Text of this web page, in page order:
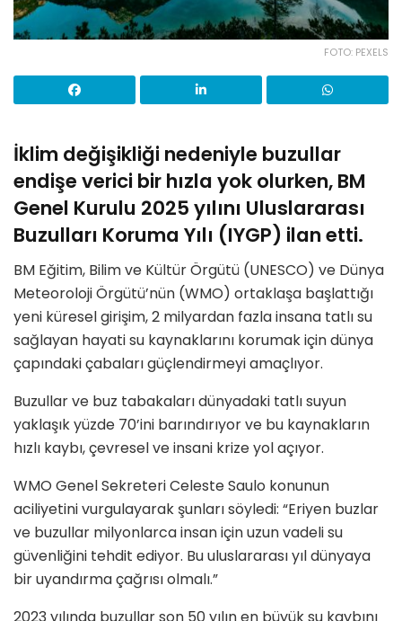
FOTO: PEXELS
İklim değişikliği nedeniyle buzullar
endişe verici bir hızla yok olurken, BM
Genel Kurulu 2025 yılını Uluslararası
Buzulları Koruma Yılı (IYGP) ilan etti.
BM Eğitim, Bilim ve Kültür Örgütü (UNESCO) ve Dünya
Meteoroloji Örgütü’nün (WMO) ortaklaşa başlattığı
yeni küresel girişim, 2 milyardan fazla insana tatlı su
sağlayan hayati su kaynaklarını korumak için dünya
çapındaki çabaları güçlendirmeyi amaçlıyor.
Buzullar ve buz tabakaları dünyadaki tatlı suyun
yaklaşık yüzde 70’ini barındırıyor ve bu kaynakların
hızlı kaybı, çevresel ve insani krize yol açıyor.
WMO Genel Sekreteri Celeste Saulo konunun
aciliyetini vurgulayarak şunları söyledi: “Eriyen buzlar
ve buzullar milyonlarca insan için uzun vadeli su
güvenliğini tehdit ediyor. Bu uluslararası yıl dünyaya
bir uyandırma çağrısı olmalı.”